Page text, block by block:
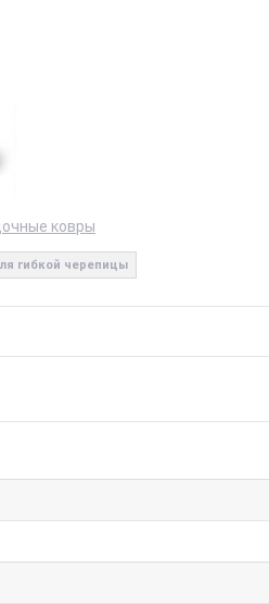
ковры
гибкой черепицы